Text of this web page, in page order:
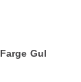
Farge Gul